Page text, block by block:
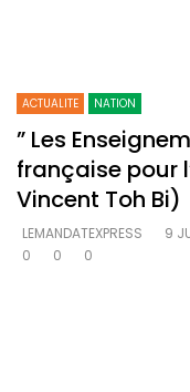
ACTUALITE NATION
” Les
française pour
Vincent Toh Bi)
LEMANDATEXPRESS
9
0
0 0